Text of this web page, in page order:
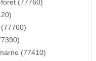
(77760)
(77410)